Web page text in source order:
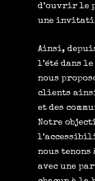
d’ouvrir le
une
Ainsi,
l’été dans
nous
clients ainsi
et des
Notre
nous
avec une